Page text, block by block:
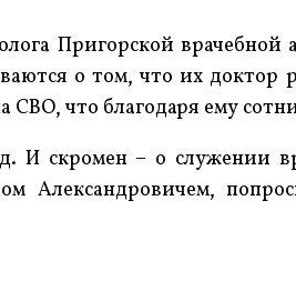
Пригорской врачебной
о том, что их доктор
СВО, что благодаря ему
И скромен – о служении
Александровичем,